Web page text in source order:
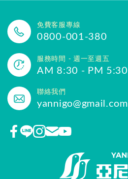
免費客服專線
0800-001-380
服務時間 - 週一至週五
AM 8:30 - PM 5:30
聯絡我們
yannigo@gmail.com